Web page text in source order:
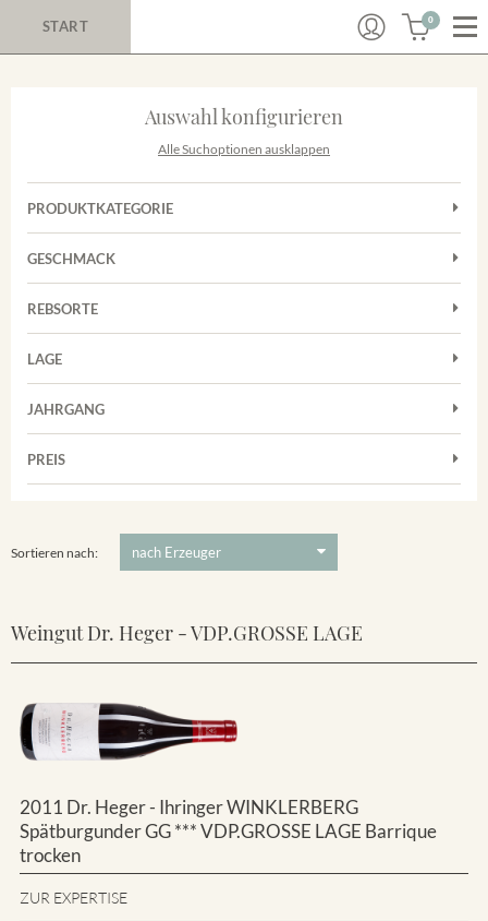
START 0
Auswahl konfigurieren
Alle Suchoptionen ausklappen
PRODUKTKATEGORIE
Cuvées
Rosé
Weißwein
GESCHMACK
Trocken
REBSORTE
Chardonnay
Grauburgunder
Riesling
LAGE
Achkarrer Schlossberg
Vorderer Winklerberg
Winklerberg Hinter Winklen
JAHRGANG
PREIS
Sortieren nach:
Weingut Dr. Heger - VDP.GROSSE LAGE
2011 Dr. Heger - Ihringer WINKLERBERG
Spätburgunder GG *** VDP.GROSSE LAGE Barrique
trocken
ZUR EXPERTISE